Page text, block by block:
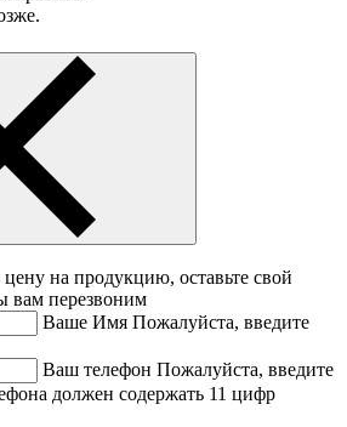
на продукцию, оставьте свой
вам перезвоним
Ваше Имя Пожалуйста, введите
Ваш телефон Пожалуйста, введите
должен содержать 11 цифр